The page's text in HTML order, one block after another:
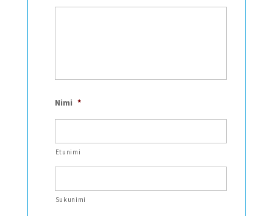
Nimi *
Etunimi
Sukunimi